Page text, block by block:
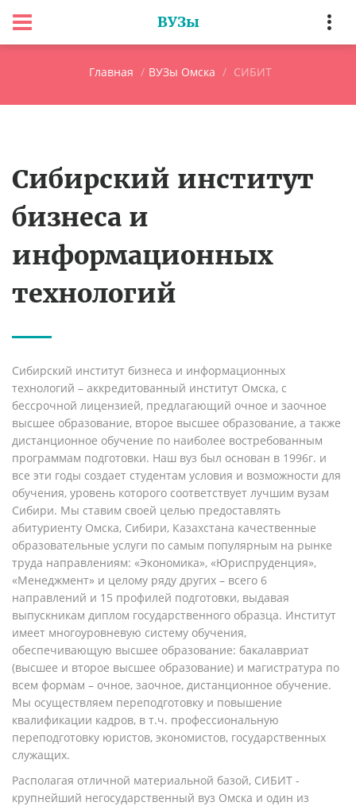
ВУЗы
Главная ВУЗы Омска СИБИТ
Сибирский институт
бизнеса и
информационных
технологий
Сибирский институт бизнеса и информационных
технологий – аккредитованный институт Омска, с
бессрочной лицензией, предлагающий очное и заочное
высшее образование, второе высшее образование, а также
дистанционное обучение по наиболее востребованным
программам подготовки. Наш вуз был основан в 1996г. и
все эти годы создает студентам условия и возможности для
обучения, уровень которого соответствует лучшим вузам
Сибири. Мы ставим своей целью предоставлять
абитуриенту Омска, Сибири, Казахстана качественные
образовательные услуги по самым популярным на рынке
труда направлениям: «Экономика», «Юриспруденция»,
«Менеджмент» и целому ряду других – всего 6
направлений и 15 профилей подготовки, выдавая
выпускникам диплом государственного образца. Институт
имеет многоуровневую систему обучения,
обеспечивающую высшее образование: бакалавриат
(высшее и второе высшее образование) и магистратура по
всем формам – очное, заочное, дистанционное обучение.
Мы осуществляем переподготовку и повышение
квалификации кадров, в т.ч. профессиональную
переподготовку юристов, экономистов, государственных
служащих.
Располагая отличной материальной базой, СИБИТ -
крупнейший негосударственный вуз Омска и один из